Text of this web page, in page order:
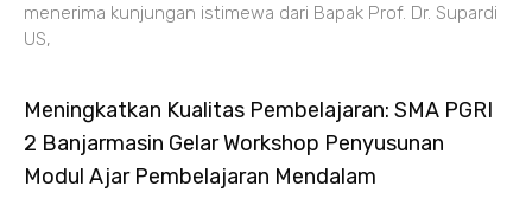
menerima kunjungan istimewa dari Bapak Prof. Dr. Supardi
US,
Meningkatkan Kualitas Pembelajaran: SMA PGRI
2 Banjarmasin Gelar Workshop Penyusunan
Modul Ajar Pembelajaran Mendalam